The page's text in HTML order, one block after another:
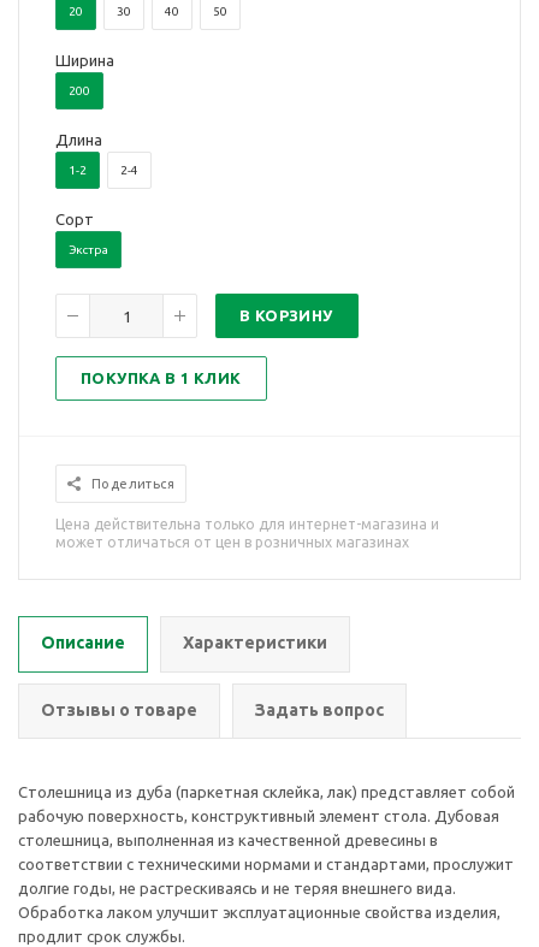
20 30 40 50
Ширина
200
Длина
1-2 2-4
Сорт
Экстра
В КОРЗИНУ
ПОКУПКА В 1 КЛИК
Поделиться
Цена действительна только для интернет-магазина и
может отличаться от цен в розничных магазинах
Описание Характеристики
Отзывы о товаре Задать вопрос
Столешница из дуба (паркетная склейка, лак) представляет собой
рабочую поверхность, конструктивный элемент стола. Дубовая
столешница, выполненная из качественной древесины в
соответствии с техническими нормами и стандартами, прослужит
долгие годы, не растрескиваясь и не теряя внешнего вида.
Обработка лаком улучшит эксплуатационные свойства изделия,
продлит срок службы.